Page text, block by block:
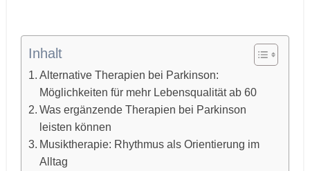
Inhalt
Alternative Therapien bei Parkinson:
Möglichkeiten für mehr Lebensqualität ab 60
Was ergänzende Therapien bei Parkinson
leisten können
Musiktherapie: Rhythmus als Orientierung im
Alltag